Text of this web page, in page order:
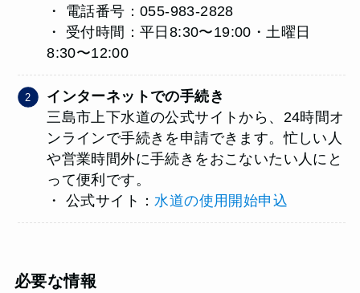
・ 電話番号：055-983-2828
・ 受付時間：平日8:30〜19:00・土曜日
8:30〜12:00
インターネットでの手続き
三島市上下水道の公式サイトから、24時間オ
ンラインで手続きを申請できます。忙しい人
や営業時間外に手続きをおこないたい人にと
って便利です。
・ 公式サイト：水道の使用開始申込
必要な情報